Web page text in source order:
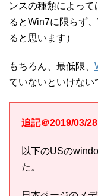
ンスの種類によっ
るとWin7に限らず
ると思います）
もちろん、最低限、
ていないといけない
追記＠2019/03/28
以下のUSの
た。